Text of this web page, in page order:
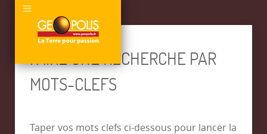
FAIRE UNE RECHERCHE PAR
MOTS-CLEFS
Taper vos mots clefs ci-dessous pour lancer la